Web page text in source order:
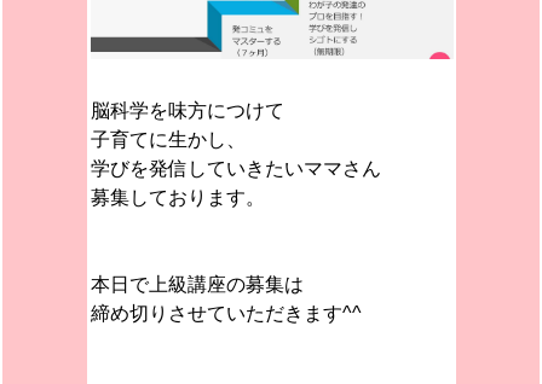
脳科学を味方につけて
子育てに生かし、
学びを発信していきたいママさん
募集しております。
本日で上級講座の募集は
締め切りさせていただきます^^